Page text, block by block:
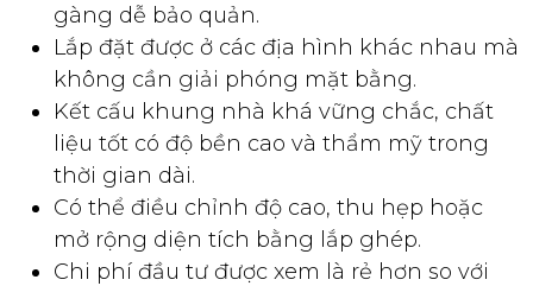
gàng dễ bảo quản.
Lắp đặt được ở các địa hình khác nhau mà
không cần giải phóng mặt bằng.
Kết cấu khung nhà khá vững chắc, chất
liệu tốt có độ bền cao và thẩm mỹ trong
thời gian dài.
Có thể điều chỉnh độ cao, thu hẹp hoặc
mở rộng diện tích bằng lắp ghép.
Chi phí đầu tư được xem là rẻ hơn so với